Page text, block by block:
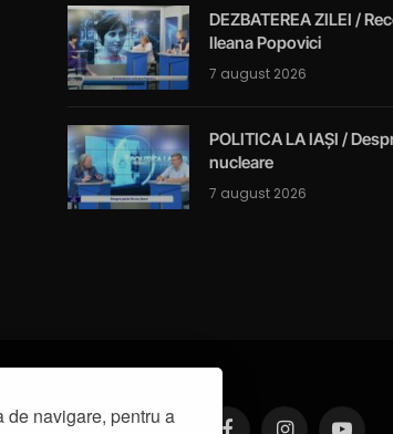
de navigare, pentru a
DEZBATEREA ZILEI /
Ileana Popovici
7 august 2026
POLITICA LA IAȘI /
nucleare
7 august 2026